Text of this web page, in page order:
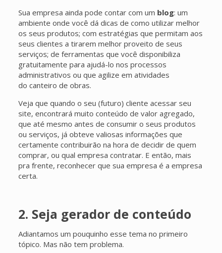
Sua empresa ainda pode contar com um blog: um
ambiente onde você dá dicas de como utilizar melhor
os seus produtos; com estratégias que permitam aos
seus clientes a tirarem melhor proveito de seus
serviços; de ferramentas que você disponibiliza
gratuitamente para ajudá-lo nos processos
administrativos ou que agilize em atividades
do canteiro de obras.
Veja que quando o seu (futuro) cliente acessar seu
site, encontrará muito conteúdo de valor agregado,
que até mesmo antes de consumir o seus produtos
ou serviços, já obteve valiosas informações que
certamente contribuirão na hora de decidir de quem
comprar, ou qual empresa contratar. E então, mais
pra frente, reconhecer que sua empresa é a empresa
certa.
2. Seja gerador de conteúdo
Adiantamos um pouquinho esse tema no primeiro
tópico. Mas não tem problema.